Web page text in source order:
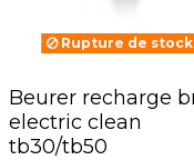
Rupture de stock
beurer recharge bros
electric clean
tb30/tb50